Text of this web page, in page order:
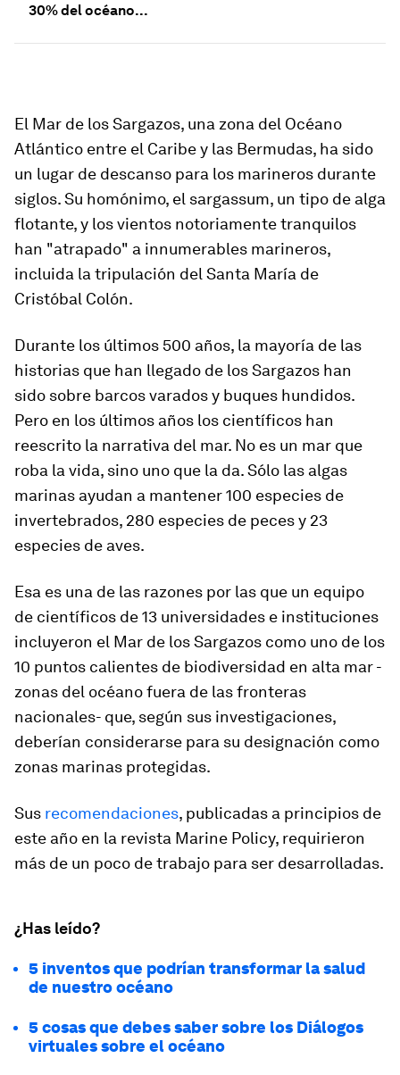
30% del océano...
El Mar de los Sargazos, una zona del Océano
Atlántico entre el Caribe y las Bermudas, ha sido
un lugar de descanso para los marineros durante
siglos. Su homónimo, el sargassum, un tipo de alga
flotante, y los vientos notoriamente tranquilos
han "atrapado" a innumerables marineros,
incluida la tripulación del Santa María de
Cristóbal Colón.
Durante los últimos 500 años, la mayoría de las
historias que han llegado de los Sargazos han
sido sobre barcos varados y buques hundidos.
Pero en los últimos años los científicos han
reescrito la narrativa del mar. No es un mar que
roba la vida, sino uno que la da. Sólo las algas
marinas ayudan a mantener 100 especies de
invertebrados, 280 especies de peces y 23
especies de aves.
Esa es una de las razones por las que un equipo
de científicos de 13 universidades e instituciones
incluyeron el Mar de los Sargazos como uno de los
10 puntos calientes de biodiversidad en alta mar -
zonas del océano fuera de las fronteras
nacionales- que, según sus investigaciones,
deberían considerarse para su designación como
zonas marinas protegidas.
Sus recomendaciones, publicadas a principios de
este año en la revista Marine Policy, requirieron
más de un poco de trabajo para ser desarrolladas.
¿Has leído?
5 inventos que podrían transformar la salud
de nuestro océano
5 cosas que debes saber sobre los Diálogos
virtuales sobre el océano